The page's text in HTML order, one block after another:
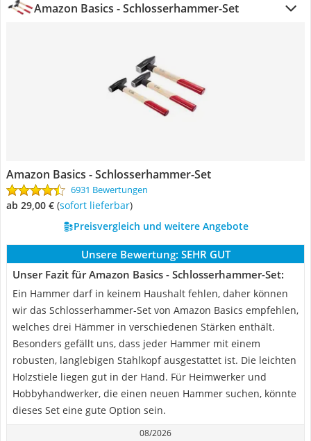
Amazon Basics - Schlosserhammer-Set
Amazon Basics - Schlosserhammer-Set
6931 Bewertungen
ab 29,00 € ( Sofort lieferbar)
Preisvergleich und weitere Angebote
Unsere Bewertung: SEHR GUT
Unser Fazit für Amazon Basics - Schlosserhammer-Set:
Ein Hammer darf in keinem Haushalt fehlen, daher können
wir das Schlosserhammer-Set von Amazon Basics empfehlen,
welches drei Hämmer in verschiedenen Stärken enthält.
Besonders gefällt uns, dass jeder Hammer mit einem
robusten, langlebigen Stahlkopf ausgestattet ist. Die leichten
Holzstiele liegen gut in der Hand. Für Heimwerker und
Hobbyhandwerker, die einen neuen Hammer suchen, könnte
dieses Set eine gute Option sein.
08/2026